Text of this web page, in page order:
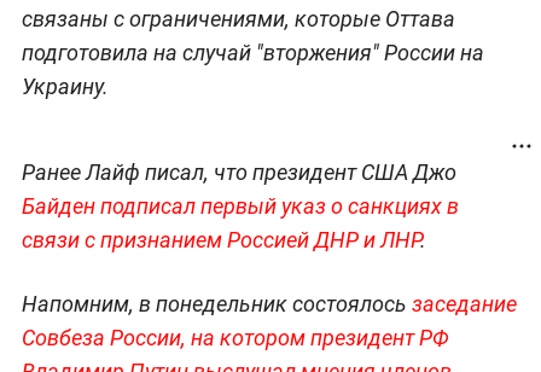
связаны с ограничениями, которые Оттава
подготовила на случай "вторжения" России на
Украину.
Ранее Лайф писал, что президент США Джо
Байден подписал первый указ о санкциях в
связи с признанием Россией ДНР и ЛНР.
Напомним, в понедельник состоялось заседание
Совбеза России, на котором президент РФ